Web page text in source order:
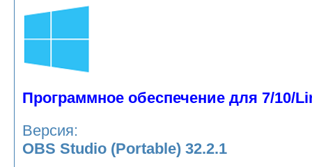
Программное обеспечение для 7/10/
Версия:
OBS Studio (Portable) 32.2.1